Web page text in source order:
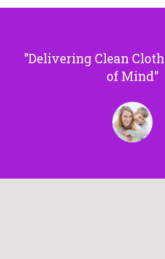
Delivering Clean
of Mind